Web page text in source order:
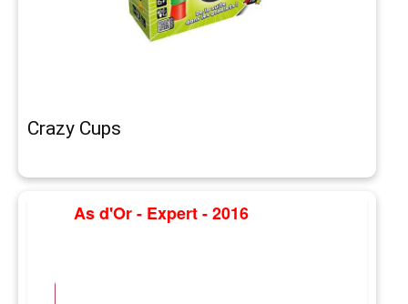
Crazy Cups
As d'Or - Expert - 2016